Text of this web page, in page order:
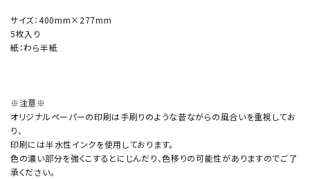
サイズ：400mm×277mm
5枚入り
紙：わら半紙
※注意※
オリジナルペーパーの印刷は手刷りのような昔ながらの風合いを重視してお
り、
印刷には半水性インクを使用しております。
色の濃い部分を強くこするとにじんだり、色移りの可能性がありますのでご了
承ください。